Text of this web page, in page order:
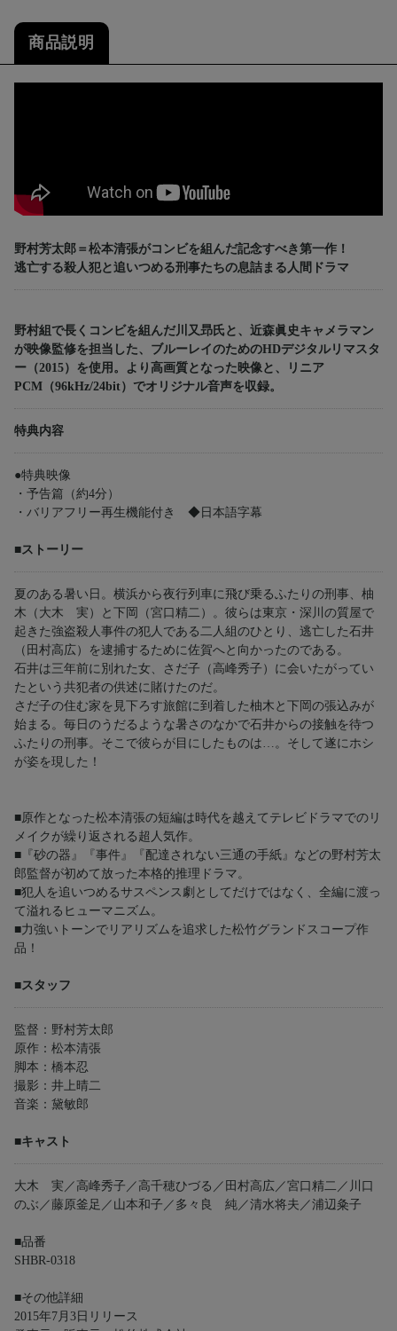
商品説明
野村芳太郎＝松本清張がコンビを組んだ記念すべき第一作！
逃亡する殺人犯と追いつめる刑事たちの息詰まる人間ドラマ
野村組で長くコンビを組んだ川又昻氏と、近森眞史キャメラマン
が映像監修を担当した、ブルーレイのためのHDデジタルリマスタ
ー（2015）を使用。より高画質となった映像と、リニア
PCM（96kHz/24bit）でオリジナル音声を収録。
特典内容
●特典映像
・予告篇（約4分）
・バリアフリー再生機能付き ◆日本語字幕
■ストーリー
夏のある暑い日。横浜から夜行列車に飛び乗るふたりの刑事、柚
木（大木 実）と下岡（宮口精二）。彼らは東京・深川の質屋で
起きた強盗殺人事件の犯人である二人組のひとり、逃亡した石井
（田村高広）を逮捕するために佐賀へと向かったのである。
石井は三年前に別れた女、さだ子（高峰秀子）に会いたがってい
たという共犯者の供述に賭けたのだ。
さだ子の住む家を見下ろす旅館に到着した柚木と下岡の張込みが
始まる。毎日のうだるような暑さのなかで石井からの接触を待つ
ふたりの刑事。そこで彼らが目にしたものは…。そして遂にホシ
が姿を現した！
■原作となった松本清張の短編は時代を越えてテレビドラマでのリ
メイクが繰り返される超人気作。
■『砂の器』『事件』『配達されない三通の手紙』などの野村芳太
郎監督が初めて放った本格的推理ドラマ。
■犯人を追いつめるサスペンス劇としてだけではなく、全編に渡っ
て溢れるヒューマニズム。
■力強いトーンでリアリズムを追求した松竹グランドスコープ作
品！
■スタッフ
監督：野村芳太郎
原作：松本清張
脚本：橋本忍
撮影：井上晴二
音楽：黛敏郎
■キャスト
大木 実／高峰秀子／高千穂ひづる／田村高広／宮口精二／川口
のぶ／藤原釜足／山本和子／多々良 純／清水将夫／浦辺粂子
■品番
SHBR-0318
■その他詳細
2015年7月3日リリース